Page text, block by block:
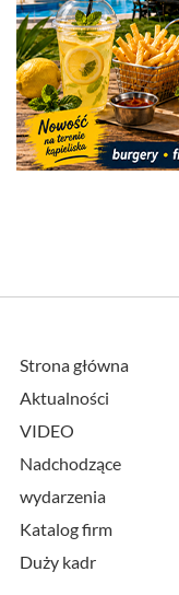
Strona główna
Aktualności
VIDEO
Nadchodzące
wydarzenia
Katalog firm
Duży kadr